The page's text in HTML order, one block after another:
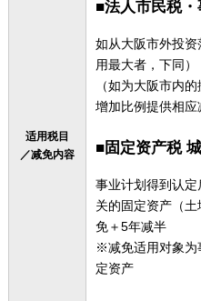
适用税目
／减免内容
■法人市民税
如从大阪市外投
用最大者，下同）
（如为大阪市内
增加比例提供相应
■固定资产税
事业计划得到认
关的固定资产（
免＋5年减半
※减免适用对象为
定资产